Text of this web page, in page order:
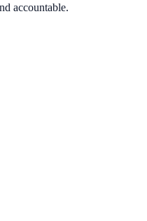
accountable.